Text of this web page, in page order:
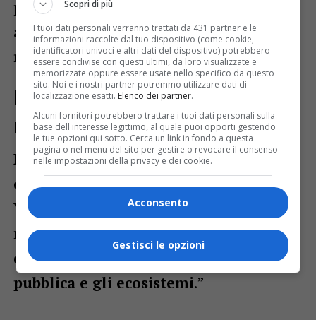
piovane e attuare strategie
adattamento climaticosu scala
regionale.
Depurazione e ambiente: il
monito di Goletta Verde
Elisa Turiani, portavoce nazionale della
campagna, ribadisce il ruolo di Goletta
Verde: “Non diamo patenti di balneazione,
madenunciamo le criticitàlegate alla
depurazione perproteggere la salute
pubblica e gli ecosistemi.”
Scopri di più
I tuoi dati personali verranno trattati da 431 partner e le
informazioni raccolte dal tuo dispositivo (come cookie,
identificatori univoci e altri dati del dispositivo) potrebbero
essere condivise con questi ultimi, da loro visualizzate e
memorizzate oppure essere usate nello specifico da questo
sito. Noi e i nostri partner potremmo utilizzare dati di
localizzazione esatti. Elenco dei partner.
Alcuni fornitori potrebbero trattare i tuoi dati personali sulla
base dell'interesse legittimo, al quale puoi opporti gestendo
le tue opzioni qui sotto. Cerca un link in fondo a questa
pagina o nel menu del sito per gestire o revocare il consenso
nelle impostazioni della privacy e dei cookie.
Acconsento
Gestisci le opzioni